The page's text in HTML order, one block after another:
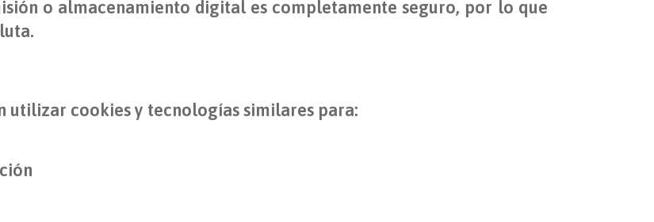
o almacenamiento digital es completamente seguro, por lo que
utilizar cookies y tecnologías similares para: